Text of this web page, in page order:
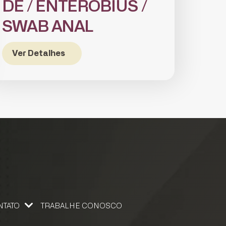
DE / ENTEROBIUS /
SWAB ANAL
Ver Detalhes
TRABALHE CONOSCO